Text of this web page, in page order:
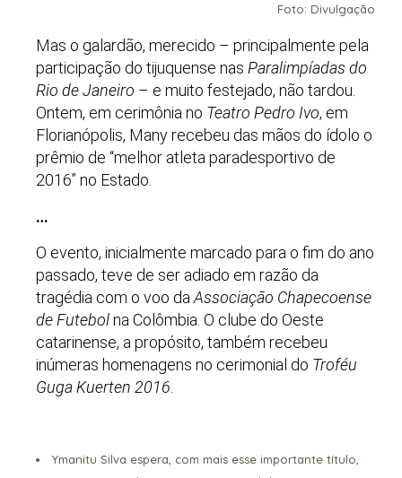
Foto: Divulgação
Mas o galardão, merecido – principalmente pela
participação do tijuquense nas Paralimpíadas do
Rio de Janeiro – e muito festejado, não tardou.
Ontem, em cerimônia no Teatro Pedro Ivo, em
Florianópolis, Many recebeu das mãos do ídolo o
prêmio de “melhor atleta paradesportivo de
2016” no Estado.
…
O evento, inicialmente marcado para o fim do ano
passado, teve de ser adiado em razão da
tragédia com o voo da Associação Chapecoense
de Futebolna Colômbia. O clube do Oeste
catarinense, a propósito, também recebeu
inúmeras homenagens no cerimonial do Troféu
Guga Kuerten 2016
Ymanitu Silva espera, com mais esse importante título,